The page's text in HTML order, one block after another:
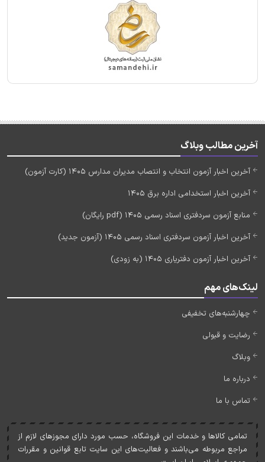
آخرین مطالب وبلاگ
آخرین اخبار آزمون انتخاب و انتصاب مدیران مدارس 1405 (کارت آزمون)
آخرین اخبار استخدامی اداره برق 1405
منابع آزمون سردفتری اسناد رسمی 1405 (pdf رایگان)
آخرین اخبار آزمون سردفتری اسناد رسمی 1405 (آزمون جدید)
آخرین اخبار آزمون دفتریاری 1405 (به زودی)
لینک‌های مهم
چهارشنبه‌های تخفیفی
رضایت و قبولی
وبلاگ
درباره ما
تماس با ما
تمامی کالاها و خدمات اين فروشگاه، حسب مورد دارای مجوزهای لازم از
مراجع مربوطه می‌باشند و فعاليت‌های اين سايت تابع قوانين و مقررات